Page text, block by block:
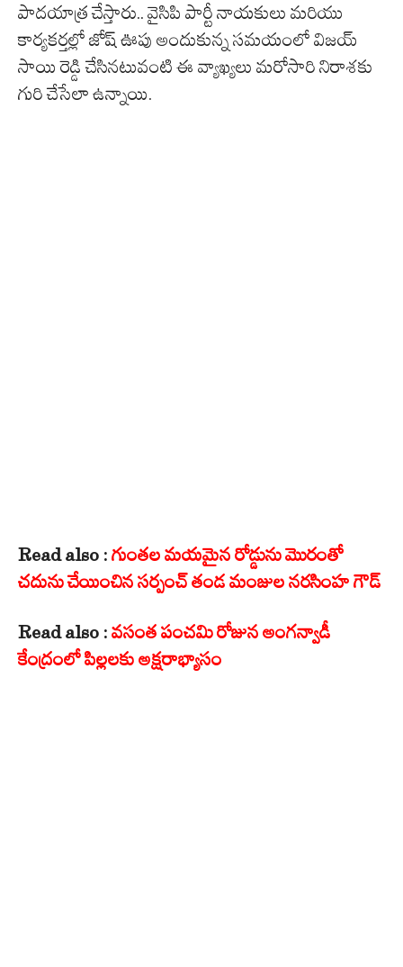
పాదయాత్ర చేస్తారు.. వైసిపి పార్టీ నాయకులు మరియు
కార్యకర్తల్లో జోష్ ఊపు అందుకున్న సమయంలో విజయ్
సాయి రెడ్డి చేసినటువంటి ఈ వ్యాఖ్యలు మరోసారి నిరాశకు
గురి చేసేలా ఉన్నాయి.
Read also : గుంతల మయమైన రోడ్డును మొరంతో
చదును చేయించిన సర్పంచ్ తండ మంజుల నరసింహ గౌడ్
Read also : వసంత పంచమి రోజున అంగన్వాడీ
కేంద్రంలో పిల్లలకు అక్షరాభ్యాసం